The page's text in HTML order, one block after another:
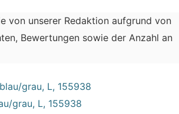
von unserer Redaktion aufgrund von
Bewertungen sowie der Anzahl an
grau, L, 155938